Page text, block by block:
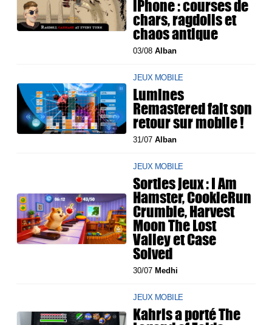
iPhone : courses de
chars, ragdolls et
chaos antique
03/08Alban
JEUX MOBILE
Lumines
Remastered fait son
retour sur mobile !
31/07Alban
JEUX MOBILE
Sorties jeux : I Am
Hamster, CookieRun
Crumble, Harvest
Moon The Lost
Valley et Case
Solved
30/07 Medhi
JEUX MOBILE
Kahris a porté The